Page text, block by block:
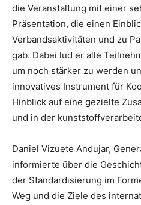
die Veranstaltung mit einer
Präsentation, die einen
Verbandsaktivitäten und zu
gab. Dabei lud er alle
um noch stärker zu werden
innovatives Instrument für
Hinblick auf eine gezielte
und in der
Daniel Vizuete Andujar,
informierte über die
der Standardisierung im
Weg und die Ziele des